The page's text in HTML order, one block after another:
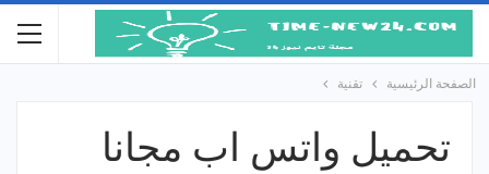
الصفحة الرئيسية تقنية
تحميل واتس اب مجانا